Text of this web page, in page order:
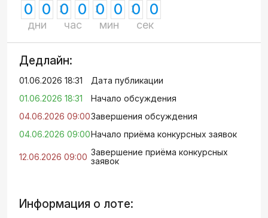
0 0
дни
0 0
час
0 0
мин
0 0
сек
Дедлайн:
01.06.2026 18:31
Дата публикации
01.06.2026 18:31
Начало обсуждения
04.06.2026 09:00Завершения обсуждения
04.06.2026 09:00Начало приёма конкурсных заявок
12.06.2026 09:00 Завершение приёма конкурсных
заявок
Информация о лоте: